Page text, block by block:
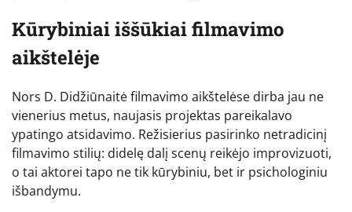
Kūrybiniai iššūkiai filmavimo
aikštelėje
Nors D. Didžiūnaitė filmavimo aikštelėse dirba jau ne
vienerius metus, naujasis projektas pareikalavo
ypatingo atsidavimo. Režisierius pasirinko netradicinį
filmavimo stilių: didelę dalį scenų reikėjo improvizuoti,
o tai aktorei tapo ne tik kūrybiniu, bet ir psichologiniu
išbandymu.